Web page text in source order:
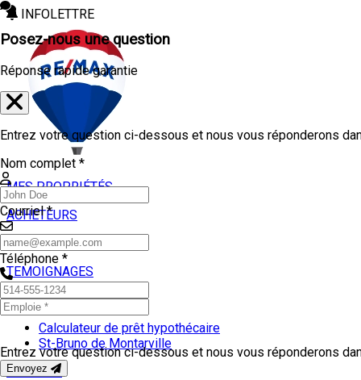
INFOLETTRE
MES PROPRIÉTÉS
ACHETEURS
VENDEURS
TEMOIGNAGES
OUTILS
Calculateur de prêt hypothécaire
St-Bruno de Montarville
CONTACT
Posez-nous une question
Réponse rapide garantie
Entrez votre question ci-dessous et nous vous réponderons
Nom complet *
Courriel *
Téléphone *
Entrez votre question ci-dessous et nous vous réponderons
Envoyez